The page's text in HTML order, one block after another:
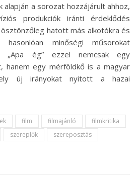
alapján a sorozat hozzájárult ahhoz,
produkciók iránti érdeklődés
hatott más alkotókra és
hasonlóan minőségi műsorokat
„Apa ég” ezzel nemcsak egy
hanem egy mérföldkő is a magyar
új irányokat nyitott a hazai
film filmajánló
filmkritika
szereplők
szereposztás